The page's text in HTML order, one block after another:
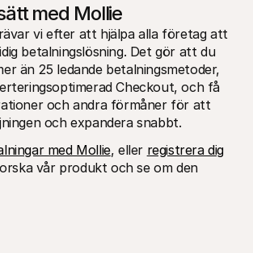
med Mollie
vi efter att hjälpa alla företag att
betalningslösning. Det gör att du
än 25 ledande betalningsmetoder,
Checkout, och få
och andra förmåner för att
och expandera snabbt.
med Mollie, eller registrera dig
vår produkt och se om den